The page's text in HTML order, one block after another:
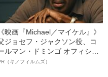
《映画『Michael／マイケル』》
ジョセフ・ジャクソン役、コ
ルマン・ドミンゴ オフィシャ
インタビュー“観客を魅了した
（キノフィルムズ）